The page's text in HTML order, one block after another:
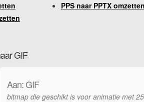
PPS naar PPTX omzetten
GIF
Aan: GIF
bitmap die geschikt is voor animatie met